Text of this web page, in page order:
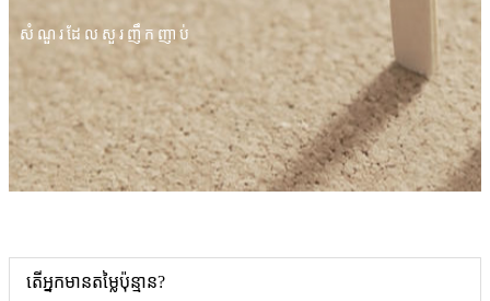
សំណួរ​ដែល​សួរ​ញឹកញាប់
តើអ្នកមានតម្លៃប៉ុន្មាន?